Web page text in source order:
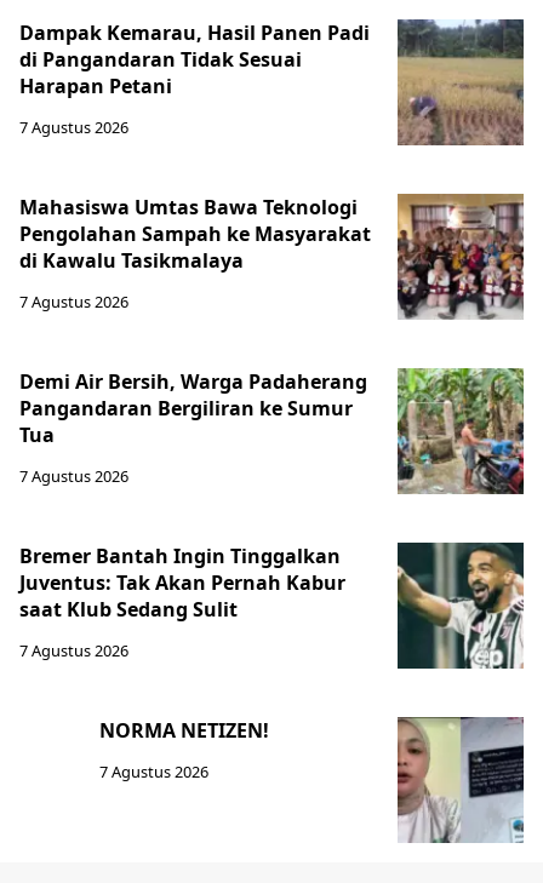
Dampak Kemarau, Hasil Panen Padi
di Pangandaran Tidak Sesuai
Harapan Petani
7 Agustus 2026
Mahasiswa Umtas Bawa Teknologi
Pengolahan Sampah ke Masyarakat
di Kawalu Tasikmalaya
7 Agustus 2026
Demi Air Bersih, Warga Padaherang
Pangandaran Bergiliran ke Sumur
Tua
7 Agustus 2026
Bremer Bantah Ingin Tinggalkan
Juventus: Tak Akan Pernah Kabur
saat Klub Sedang Sulit
7 Agustus 2026
NORMA NETIZEN!
7 Agustus 2026